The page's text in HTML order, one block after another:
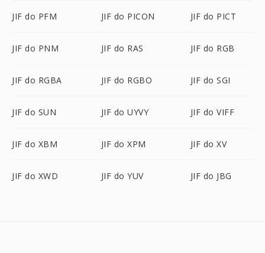
JIF do PFM JIF do PICON JIF do PICT
JIF do PNM JIF do RAS JIF do RGB
JIF do RGBA JIF do RGBO JIF do SGI
JIF do SUN JIF do UYVY JIF do VIFF
JIF do XBM JIF do XPM JIF do XV
JIF do XWD JIF do YUV JIF do JBG